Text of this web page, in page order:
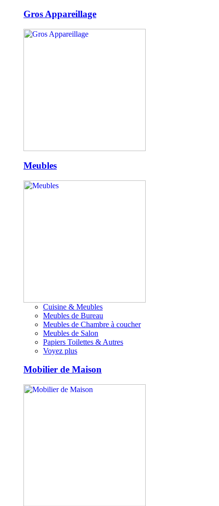
Gros Appareillage
Meubles
Cuisine & Meubles
Meubles de Bureau
Meubles de Chambre à coucher
Meubles de Salon
Papiers Toilettes & Autres
Voyez plus
Mobilier de Maison